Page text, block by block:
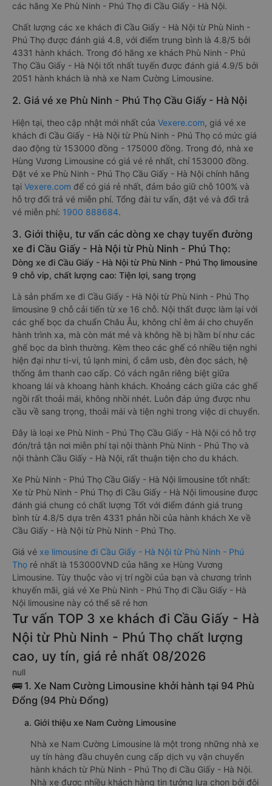
các hãng Xe Phù Ninh - Phú Thọ đi Cầu Giấy - Hà Nội.
Chất lượng các xe khách đi Cầu Giấy - Hà Nội từ Phù Ninh -
Phú Thọ được đánh giá 4.8, với điểm trung bình là 4.8/5 bởi
4331 hành khách. Trong đó hãng xe khách Phù Ninh - Phú
Thọ Cầu Giấy - Hà Nội tốt nhất tuyến được đánh giá 4.9/5 bởi
2051 hành khách là nhà xe Nam Cường Limousine.
2. Giá vé xe Phù Ninh - Phú Thọ Cầu Giấy - Hà Nội
Hiện tại, theo cập nhật mới nhất của Vexere.com, giá vé xe
khách đi Cầu Giấy - Hà Nội từ Phù Ninh - Phú Thọ có mức giá
dao động từ 153000 đồng - 175000 đồng. Trong đó, nhà xe
Hùng Vương Limousine có giá vé rẻ nhất, chỉ 153000 đồng.
Đặt vé xe Phù Ninh - Phú Thọ Cầu Giấy - Hà Nội chính hãng
tại Vexere.com để có giá rẻ nhất, đảm bảo giữ chỗ 100% và
hỗ trợ đổi trả vé miễn phí. Tổng đài tư vấn, đặt vé và đổi trả
vé miễn phí: 1900 888684.
3. Giới thiệu, tư vấn các dòng xe chạy tuyến đường
xe đi Cầu Giấy - Hà Nội từ Phù Ninh - Phú Thọ:
Dòng xe đi Cầu Giấy - Hà Nội từ Phù Ninh - Phú Thọ limousine
9 chỗ vip, chất lượng cao: Tiện lợi, sang trọng
Là sản phẩm xe đi Cầu Giấy - Hà Nội từ Phù Ninh - Phú Thọ
limousine 9 chỗ cải tiến từ xe 16 chỗ. Nội thất được làm lại với
các ghế bọc da chuẩn Châu Âu, không chỉ êm ái cho chuyến
hành trình xa, mà còn mát mẻ và không hề bị hầm bí như các
ghế bọc da bình thường. Kèm theo các ghế có nhiều tiện nghi
hiện đại như ti-vi, tủ lạnh mini, ổ cắm usb, đèn đọc sách, hệ
thống âm thanh cao cấp. Có vách ngăn riêng biệt giữa
khoang lái và khoang hành khách. Khoảng cách giữa các ghế
ngồi rất thoải mái, không nhồi nhét. Luôn đáp ứng được nhu
cầu về sang trọng, thoải mái và tiện nghi trong việc di chuyển.
Đây là loại xe Phù Ninh - Phú Thọ Cầu Giấy - Hà Nội có hỗ trợ
đón/trả tận nơi miễn phí tại nội thành Phù Ninh - Phú Thọ và
nội thành Cầu Giấy - Hà Nội, rất thuận tiện cho du khách.
Xe Phù Ninh - Phú Thọ Cầu Giấy - Hà Nội limousine tốt nhất:
Xe từ Phù Ninh - Phú Thọ đi Cầu Giấy - Hà Nội limousine được
đánh giá chung có chất lượng Tốt với điểm đánh giá trung
bình từ 4.8/5 dựa trên 4331 phản hồi của hành khách Xe về
Cầu Giấy - Hà Nội từ Phù Ninh - Phú Thọ.
Giá vé xe limousine đi Cầu Giấy - Hà Nội từ Phù Ninh - Phú
Thọ rẻ nhất là 153000VND của hãng xe Hùng Vương
Limousine. Tùy thuộc vào vị trí ngồi của bạn và chương trình
khuyến mãi, giá vé Xe Phù Ninh - Phú Thọ đi Cầu Giấy - Hà
Nội limousine này có thể sẽ rẻ hơn
Tư vấn TOP 3 xe khách đi Cầu Giấy - Hà
Nội từ Phù Ninh - Phú Thọ chất lượng
cao, uy tín, giá rẻ nhất 08/2026
null
🚌 1. Xe Nam Cường Limousine khởi hành tại 94 Phù
Đổng (94 Phù Đổng)
a. Giới thiệu xe Nam Cường Limousine
Nhà xe Nam Cường Limousine là một trong những nhà xe
uy tín hàng đầu chuyên cung cấp dịch vụ vận chuyển
hành khách từ Phù Ninh - Phú Thọ đi Cầu Giấy - Hà Nội.
Nhà xe được nhiều khách hàng tin tưởng lựa chọn bởi đội